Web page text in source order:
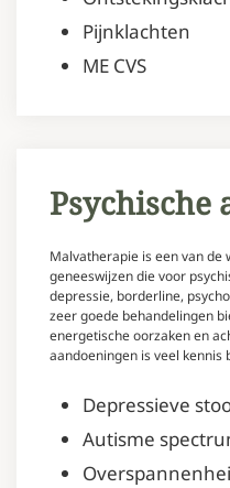
Pijnklachten
ME CVS
Psychische
Malvatherapie is een van
geneeswijzen die voor
depressie, borderline,
zeer goede behandelingen
energetische oorzaken en
aandoeningen is veel kennis
Depressieve
Autisme